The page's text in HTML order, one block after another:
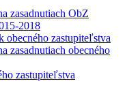
zasadnutiach ObZ
2018
obecného zastupiteľstva
zasadnutiach obecného
zastupiteľstva